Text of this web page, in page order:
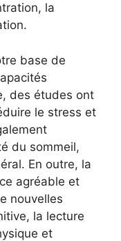
la
base de
des études ont
le stress et
du sommeil,
En outre, la
agréable et
nouvelles
la lecture
et